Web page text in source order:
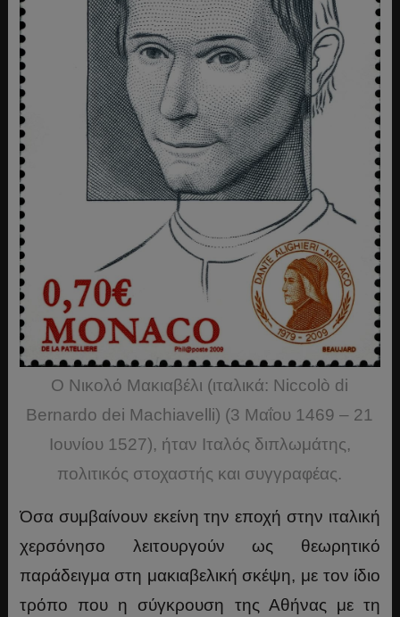
Ο Νικολό Μακιαβέλι (ιταλικά: Niccolò di
Bernardo dei Machiavelli) (3 Μαΐου 1469 – 21
Ιουνίου 1527), ήταν Ιταλός διπλωμάτης,
πολιτικός στοχαστής και συγγραφέας.
Όσα συμβαίνουν εκείνη την εποχή στην ιταλική
χερσόνησο λειτουργούν ως θεωρητικό
παράδειγμα στη μακιαβελική σκέψη, με τον ίδιο
τρόπο που η σύγκρουση της Αθήνας με τη